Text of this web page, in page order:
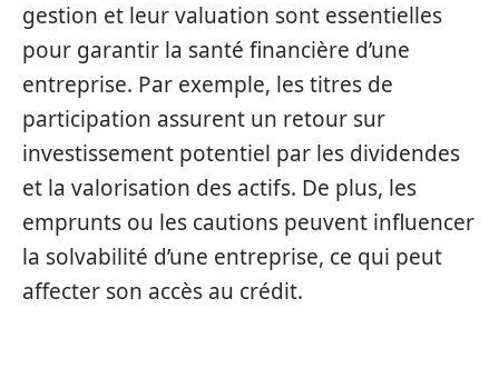
gestion et leur valuation sont essentielles
pour garantir la santé financière d’une
entreprise. Par exemple, les titres de
participation assurent un retour sur
investissement potentiel par les dividendes
et la valorisation des actifs. De plus, les
emprunts ou les cautions peuvent influencer
la solvabilité d’une entreprise, ce qui peut
affecter son accès au crédit.